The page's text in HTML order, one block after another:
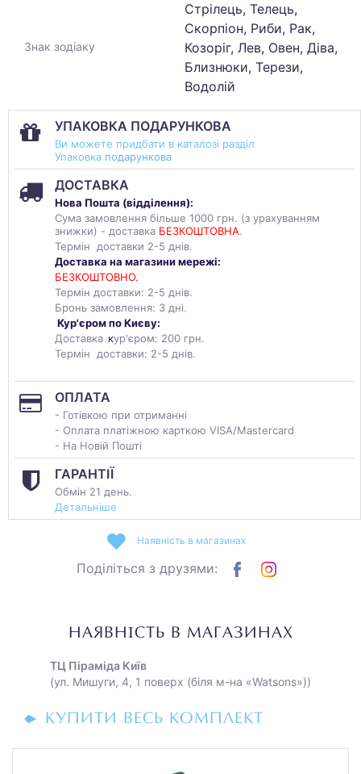
Знак зодіаку
Стрілець, Телець,
Скорпіон, Риби, Рак,
Козоріг, Лев, Овен, Діва,
Близнюки, Терези,
Водолій
УПАКОВКА ПОДАРУНКОВА
Ви можете придбати в каталозі разділ
Упаковка подарункова
ДОСТАВКА
Нова Пошта (відділення):
Сума замовлення більше 1000 грн. (з урахуванням
знижки) - доставка БЕЗКОШТОВНА.
Термін доставки 2-5 днів.
Доставка на магазини мережі:
БЕЗКОШТОВНО.
Термін доставки: 2-5 днів.
Бронь замовлення: 3 дні.
Кур'єром по Києву:
Доставка кур'єром: 200 грн.
Термін доставки: 2-5 днів.
ОПЛАТА
- Готівкою при отриманні
- Оплата платіжною карткою VISA/Mastercard
- На Новій Пошті
ГАРАНТІЇ
Обмін 21 день.
Детальніше
Наявність в магазинах
Поділіться з друзями:
НАЯВНІСТЬ В МАГАЗИНАХ
ТЦ Піраміда Київ
(ул. Мишуги, 4, 1 поверх (біля м-на «Watsons»))
КУПИТИ ВЕСЬ КОМПЛЕКТ